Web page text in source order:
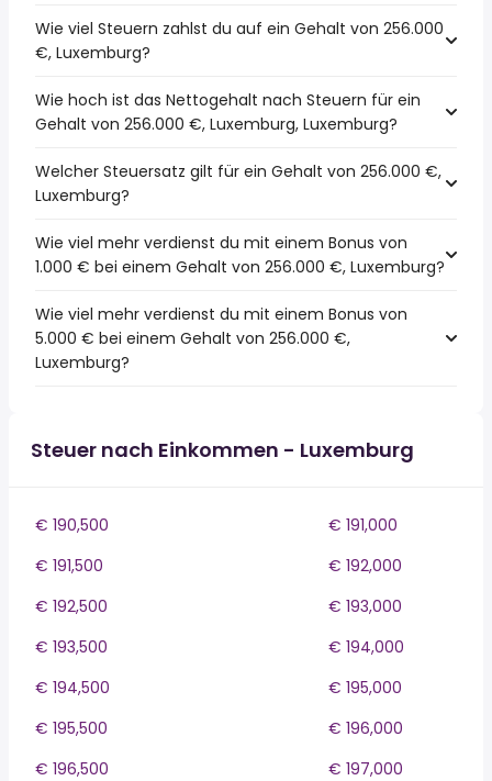
Wie viel Steuern zahlst du auf ein Gehalt von 256.000
€, Luxemburg?
Wie hoch ist das Nettogehalt nach Steuern für ein
Gehalt von 256.000 €, Luxemburg, Luxemburg?
Welcher Steuersatz gilt für ein Gehalt von 256.000 €,
Luxemburg?
Wie viel mehr verdienst du mit einem Bonus von
1.000 € bei einem Gehalt von 256.000 €, Luxemburg?
Wie viel mehr verdienst du mit einem Bonus von
5.000 € bei einem Gehalt von 256.000 €,
Luxemburg?
Steuer nach Einkommen - Luxemburg
€ 190,500
€ 191,000
€ 191,500
€ 192,000
€ 192,500
€ 193,000
€ 193,500
€ 194,000
€ 194,500
€ 195,000
€ 195,500
€ 196,000
€ 196,500
€ 197,000